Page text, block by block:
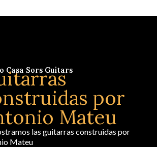
Casa Sors Guitars
por
Mateu
las guitarras construidas por
Mateu